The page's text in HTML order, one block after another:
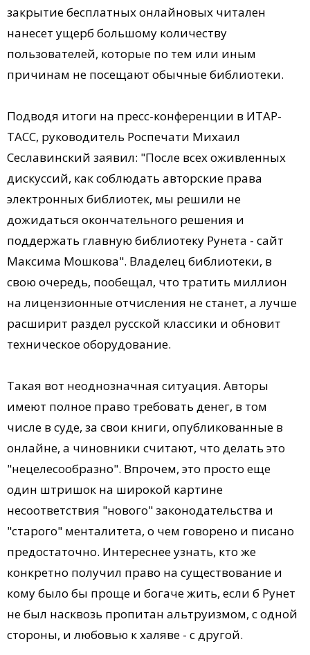
закрытие бесплатных онлайновых читален
нанесет ущерб большому количеству
пользователей, которые по тем или иным
причинам не посещают обычные библиотеки.
Подводя итоги на пресс-конференции в ИТАР-
ТАСС, руководитель Роспечати Михаил
Сеславинский заявил: "После всех оживленных
дискуссий, как соблюдать авторские права
электронных библиотек, мы решили не
дожидаться окончательного решения и
поддержать главную библиотеку Рунета - сайт
Максима Мошкова". Владелец библиотеки, в
свою очередь, пообещал, что тратить миллион
на лицензионные отчисления не станет, а лучше
расширит раздел русской классики и обновит
техническое оборудование.
Такая вот неоднозначная ситуация. Авторы
имеют полное право требовать денег, в том
числе в суде, за свои книги, опубликованные в
онлайне, а чиновники считают, что делать это
"нецелесообразно". Впрочем, это просто еще
один штришок на широкой картине
несоответствия "нового" законодательства и
"старого" менталитета, о чем говорено и писано
предостаточно. Интереснее узнать, кто же
конкретно получил право на существование и
кому было бы проще и богаче жить, если б Рунет
не был насквозь пропитан альтруизмом, с одной
стороны, и любовью к халяве - с другой.